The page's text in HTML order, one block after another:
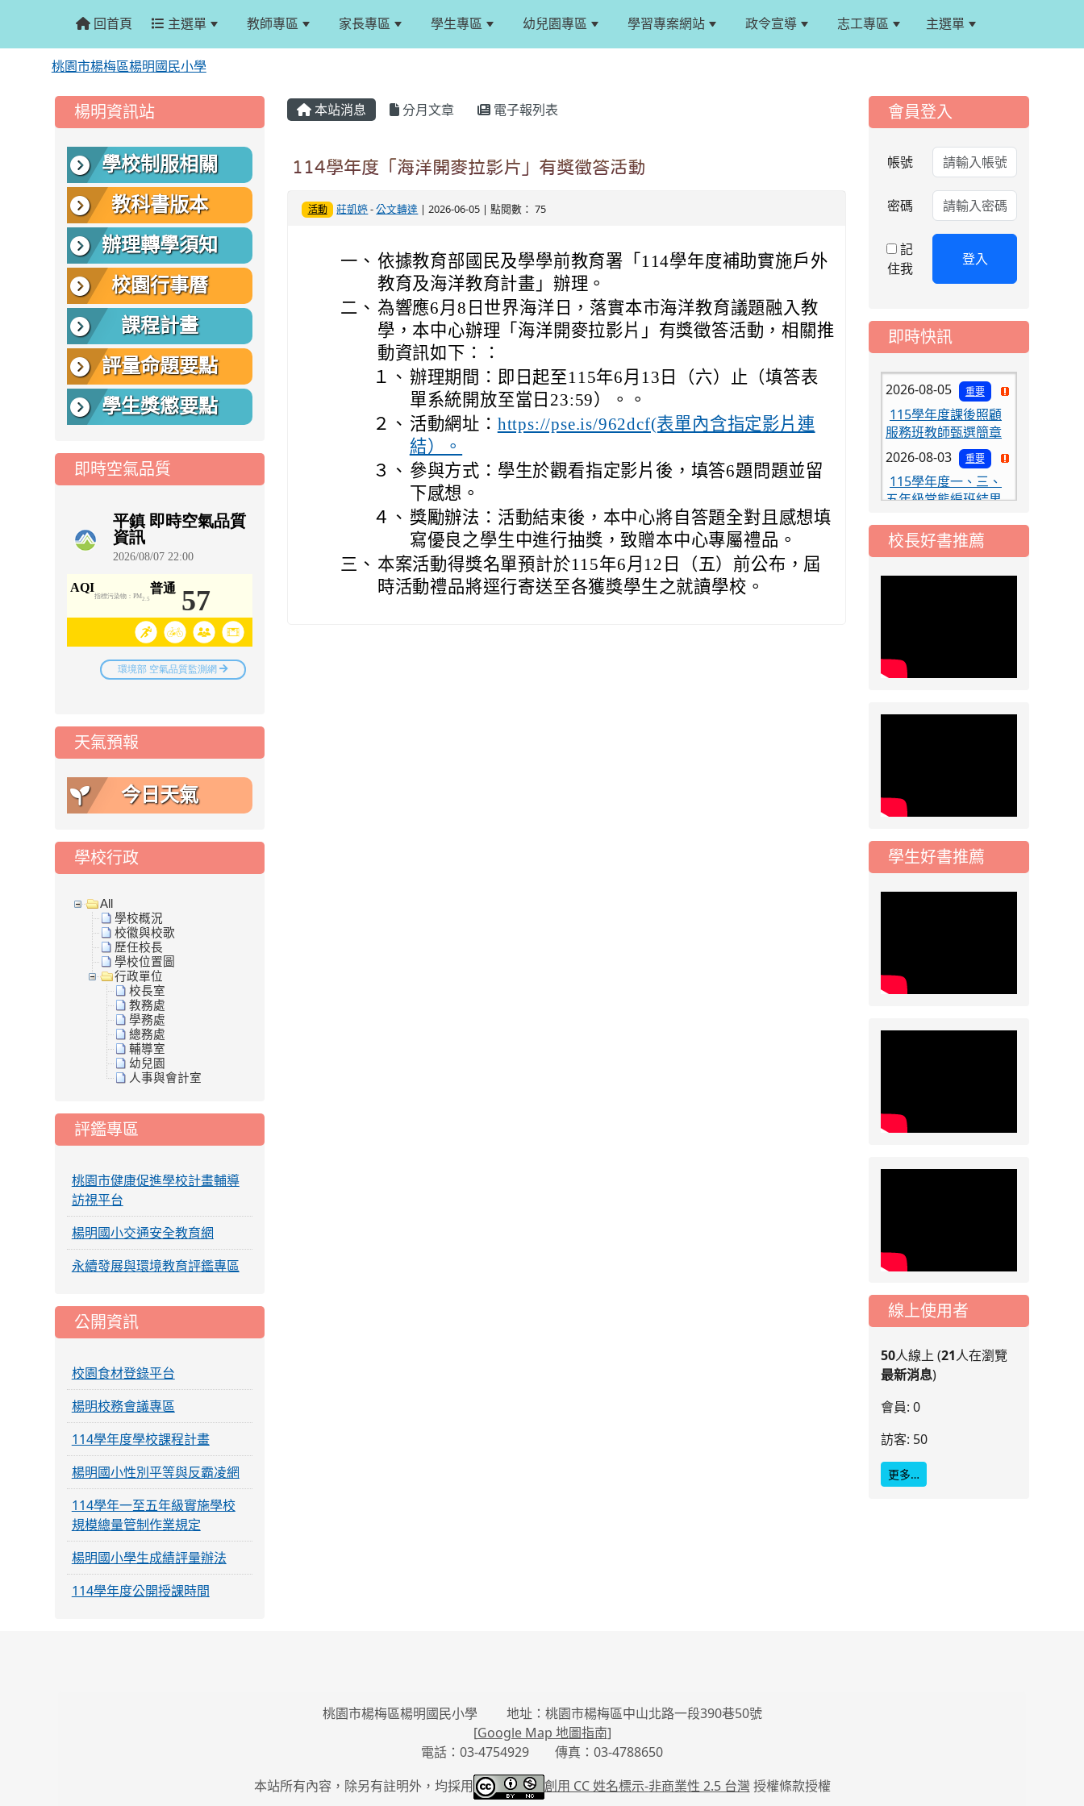
回首頁 主選單 教師專區 家長專區 學生專區 幼兒園專區 學習專案網站 政令宣導 志工專區 主選單
桃園市楊梅區楊明國民小學
本站消息 分月文章 電子報列表
114學年度「海洋開麥拉影片」有獎徵答活動
活動 莊凱婷-公文轉達 | 2026-06-05 | 點閱數： 75
一、 依據教育部國民及學學前教育署「114學年度補助實施戶外
教育及海洋教育計畫」辦理。
二、 為響應6月8日世界海洋日，落實本市海洋教育議題融入教
學， 本中心辦理「海洋開麥拉影片」有獎徵答活動，相關推
動資訊如下：：
１、 辦理期間：即日起至115年6月13日（六）止（填答表
單系統開放至當日23:59）。。
２、 活動網址： https://pse.is/962dcf(表單內含指定影片連
結）。
３、 參與方式：學生於觀看指定影片後，填答6題問題並留
下感想。
４、 獎勵辦法：活動結束後，本中心將自答題全對且感想填
寫優良之學生中進行抽獎，致贈本中心專屬禮品。
三、 本案活動得獎名單預計於115年6月12日（五）前公布，屆
時活動禮品將逕行寄送至各獲獎學生之就讀學校。
::: 楊明資訊站
學校制服相關
教科書版本
辦理轉學須知
校園行事曆
課程計畫
評量命題要點
學生獎懲要點
即時空氣品質
天氣預報
今日天氣
學校行政
All
學校概況
校徽與校歌
歷任校長
學校位置圖
行政單位
校長室
教務處
學務處
總務處
輔導室
幼兒園
人事與會計室
評鑑專區
桃園市健康促進學校計畫輔導
訪視平台
楊明國小交通安全教育網
永續發展與環境教育評鑑專區
公開資訊
校園食材登錄平台
楊明校務會議專區
114學年度學校課程計畫
楊明國小性別平等與反霸凌網
114學年一至五年級實施學校
規模總量管制作業規定
楊明國小學生成績評量辦法
114學年度公開授課時間
::: 會員登入
帳號
密碼
記
住我
登入
即時快訊
小游泳比賽楊梅區代
表選手服裝領取通知
2026-08-05
重要
115學年度課後照顧
服務班教師甄選簡章
2026-08-03
重要
115學年度一、三、
五年級常態編班結果
公告
2026-07-31
公告
學校對面建案申請8
停」一案，請各位用
動會國小游泳比賽楊
梅區代表選手 集訓及
2026-08-05
服務班教師甄選簡章
2026-08-03
重要
115學年度一、三、
學校對面建案申請8
月份「施工車輛臨
路人留意
梅區代表選手 集訓及
比賽通知
校長好書推薦
學生好書推薦
線上使用者
50人線上 (21人在瀏覽
最新消息)
會員: 0
訪客: 50
更多…
桃園市楊梅區楊明國民小學 地址：桃園市楊梅區中山北路一段390巷50號
[Google Map 地圖指南]
電話：03-4754929 傳真：03-4788650
本站所有內容，除另有註明外，均採用
創用 CC 姓名標示-非商業性 2.5 台灣 授權條款授權